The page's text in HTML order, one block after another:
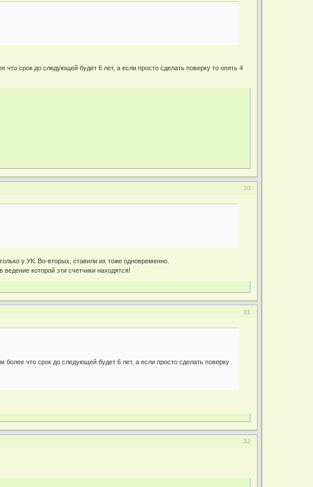
срок до следующей будет 6 лет, а если просто сделать поверку то опять 4
30
у УК. Во-вторых, ставили их тоже одновременно.
которой эти счетчики находятся!
31
что срок до следующей будет 6 лет, а если просто сделать поверку
32